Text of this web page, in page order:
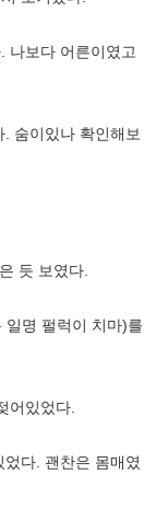
나보다 어른이였고
숨이있나 확인해보
듯 보였다.
일명 펄럭이 치마)를
어있었다.
다. 괜찬은 몸매였